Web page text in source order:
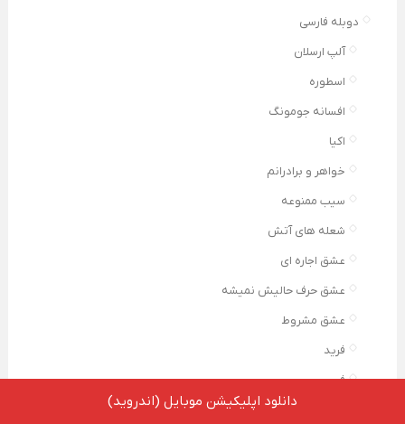
دوبله فارسی
آلپ ارسلان
اسطوره
افسانه جومونگ
اکیا
خواهر و برادرانم
سیب ممنوعه
شعله های آتش
عشق اجاره ای
عشق حرف حالیش نمیشه
عشق مشروط
فرید
فی
قیام عثماندانلود اپلیکیشن موبایل (اندروید)